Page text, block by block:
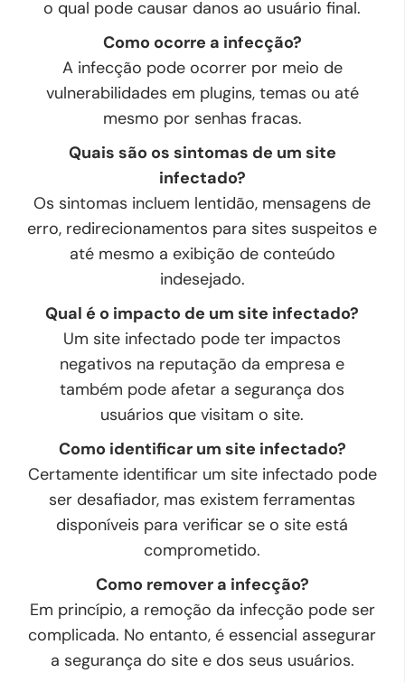
o qual pode causar danos ao usuário final.
Como ocorre a infecção?
A infecção pode ocorrer por meio de
vulnerabilidades em plugins, temas ou até
mesmo por senhas fracas.
Quais são os sintomas de um site
infectado?
Os sintomas incluem lentidão, mensagens de
erro, redirecionamentos para sites suspeitos e
até mesmo a exibição de conteúdo
indesejado.
Qual é o impacto de um site infectado?
Um site infectado pode ter impactos
negativos na reputação da empresa e
também pode afetar a segurança dos
usuários que visitam o site.
Como identificar um site infectado?
Certamente identificar um site infectado pode
ser desafiador, mas existem ferramentas
disponíveis para verificar se o site está
comprometido.
Como remover a infecção?
Em princípio, a remoção da infecção pode ser
complicada. No entanto, é essencial assegurar
a segurança do site e dos seus usuários.